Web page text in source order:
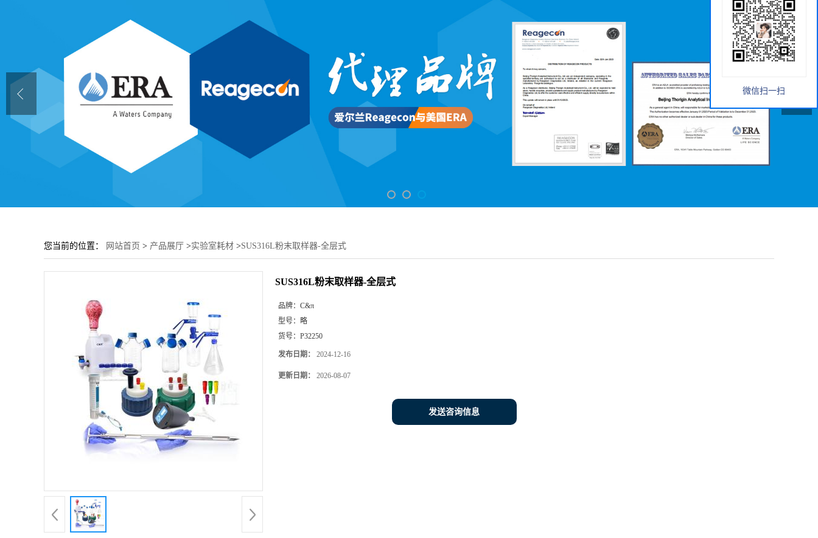
您当前的位置： 网站首页 > 产品展厅 >实验室耗材 >SUS316L粉末取样器-全层式
SUS316L粉末取样器-全层式
品牌： C&π
型号： 略
货号： P32250
发布日期： 2024-12-16
更新日期： 2026-08-07
发送咨询信息
微信扫一扫